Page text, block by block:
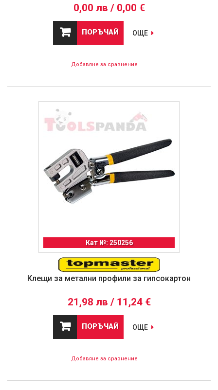
0,00 лв / 0,00 €
ПОРЪЧАЙ ОЩЕ
Добавяне за сравнение
Кат №: 250256
Клещи за метални профили за гипсокартон
21,98 лв / 11,24 €
ПОРЪЧАЙ ОЩЕ
Добавяне за сравнение